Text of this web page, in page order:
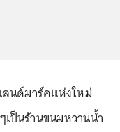
ลนด์มาร์คแห่งใหม่
ป็นร้านขนมหวานน้ำ